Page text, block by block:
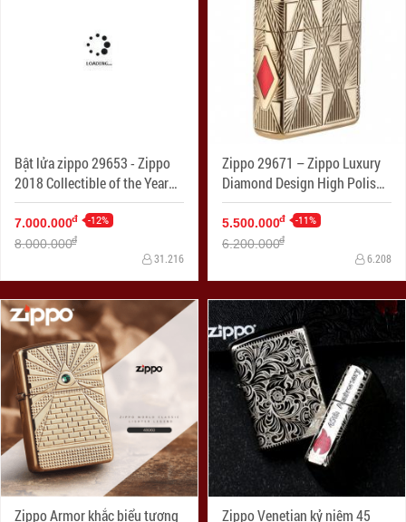
Bật lửa zippo 29653 - Zippo
2018 Collectible of the Year
Gold Plated Armor – COTY
2018 - Mạ Vàng Phiên bản
2018
7.000.000đ -12%
8.000.000đ
31.216
Zippo 29671 – Zippo Luxury
Diamond Design High Polish
Gold Plate
5.500.000đ -11%
6.200.000đ
6.208
Zippo Armor khắc biểu tượng
Zippo Venetian kỷ niệm 45